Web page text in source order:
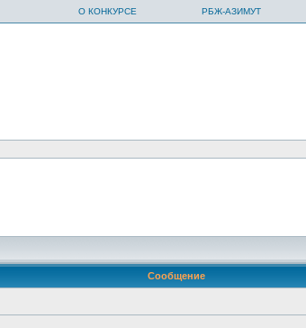
О КОНКУРСЕ РБЖ-АЗИМУТ
Сообщение